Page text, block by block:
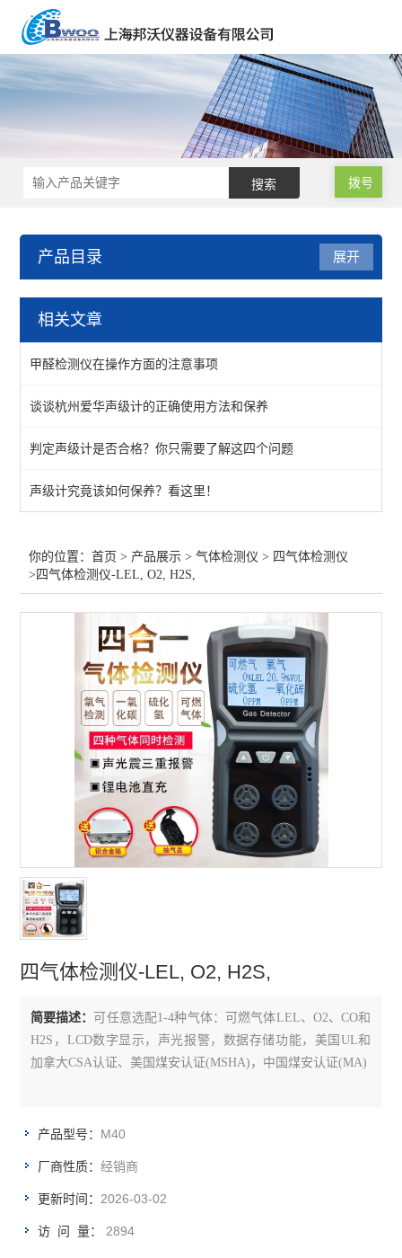
拨号
产品目录
气体检测仪
磷化氢检测仪
TVOC检测仪
一氧化碳检测仪
氯气检测仪
二氧化碳检测仪
酒精检测仪
氨气检测仪
氢气检测仪
氧气检测仪
臭氧检测仪
甲醛检测仪
查看全部 >>
展开
相关文章
甲醛检测仪在操作方面的注意事项
谈谈杭州爱华声级计的正确使用方法和保养
判定声级计是否合格？你只需要了解这四个问题
声级计究竟该如何保养？看这里！
你的位置：首页 > 产品展示 >气体检测仪 > 四气体检测仪
>四气体检测仪-LEL, O2, H2S,
四气体检测仪-LEL, O2, H2S,
简要描述：
可任意选配1-4种气体：可燃气体LEL、O2、CO和
H2S，LCD数字显示，声光报警，数据存储功能，美国UL和
加拿大CSA认证、美国煤安认证(MSHA)，中国煤安认证(MA)
产品型号： M40
厂商性质：经销商
更新时间：2026-03-02
访 问 量：2894